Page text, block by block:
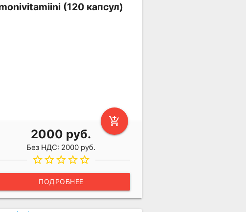
(120 капсул)
add_shopping_cart
2000 руб.
Без НДС: 2000 руб.
star_borderstar_borderstar_borderstar_borderstar_border
ПОДРОБНЕЕ